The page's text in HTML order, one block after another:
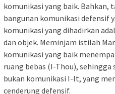
komunikasi yang baik. Bahkan,
bangunan komunikasi defensif
komunikasi yang dihadirkan
dan objek. Meminjam istilah
komunikasi yang baik
ruang bebas (I-Thou),
bukan komunikasi I-It, yang
cenderung defensif.